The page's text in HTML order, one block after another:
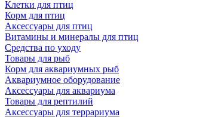
Клетки для птиц
Корм для птиц
Аксессуары для птиц
Витамины и минералы для птиц
Средства по уходу
Товары для рыб
Корм для аквариумных рыб
Аквариумное оборудование
Аксессуары для аквариума
Товары для рептилий
Аксессуары для террариума